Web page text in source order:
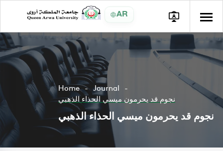
AR
Home
Journal
نجوم قد يحرمون ميسي الحذاء الذهبي
نجوم قد يحرمون ميسي الحذاء الذهبي